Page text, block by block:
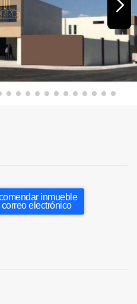
inmueble
correo electrónico